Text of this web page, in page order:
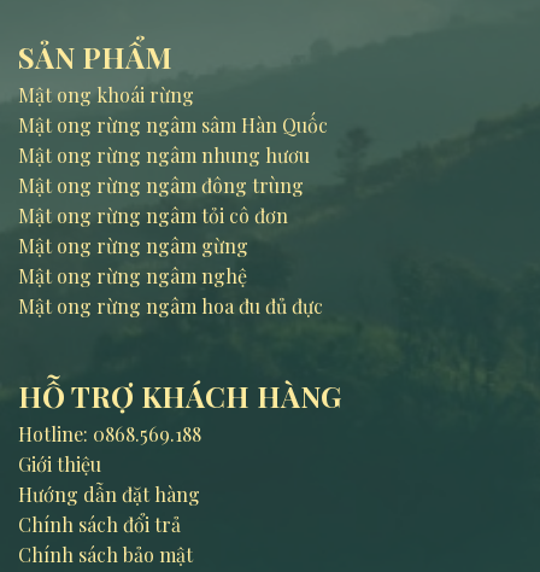
SẢN PHẨM
Mật ong khoái rừng
Mật ong rừng ngâm sâm Hàn Quốc
Mật ong rừng ngâm nhung hươu
Mật ong rừng ngâm đông trùng
Mật ong rừng ngâm tỏi cô đơn
Mật ong rừng ngâm gừng
Mật ong rừng ngâm nghệ
Mật ong rừng ngâm hoa đu đủ đực
HỖ TRỢ KHÁCH HÀNG
Hotline: 0868.569.188
Giới thiệu
Hướng dẫn đặt hàng
Chính sách đổi trả
Chính sách bảo mật